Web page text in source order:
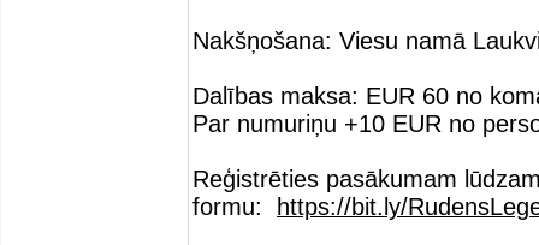
Nakšņošana: Viesu namā
Dalības maksa: EUR 60 no
Par numuriņu +10 EUR no
Reģistrēties pasākumam
formu:
https://bit.ly/